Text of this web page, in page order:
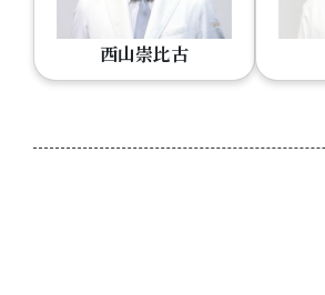
西山崇比古